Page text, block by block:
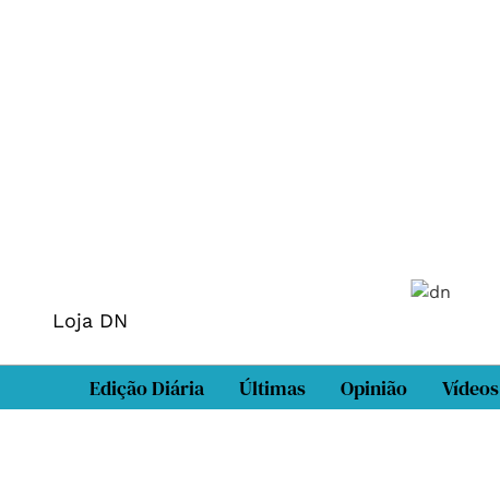
Loja DN
Edição Diária Últimas Opinião Vídeos